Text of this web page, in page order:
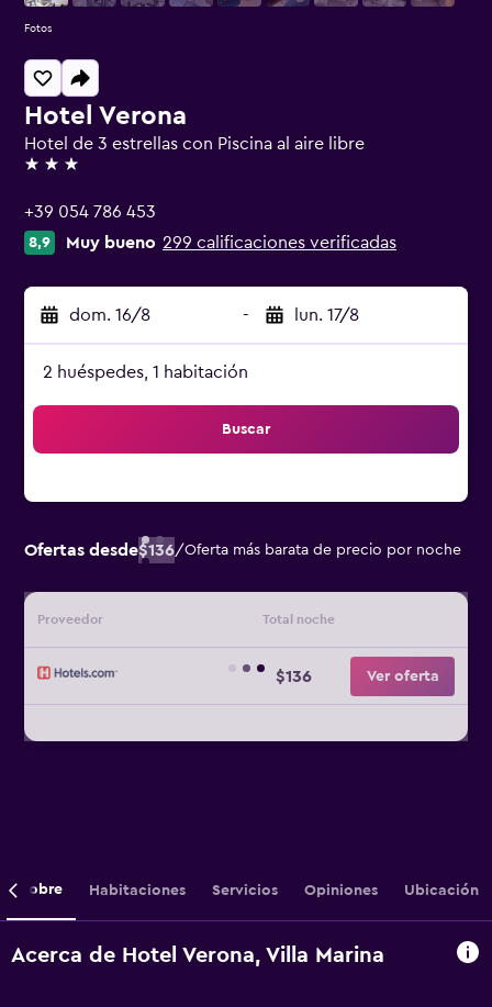
Hotel Verona
Hotel de 3 estrellas con Piscina al aire libre
3 estrellas
+39 054 786 453
8,9 Muy bueno 299 calificaciones verificadas
dom. 16/8 - lun. 17/8
2 huéspedes, 1 habitación
Buscar
Ofertas desde$136/Oferta más barata de precio por noche
Proveedor Total noche
$136 Ver oferta
Fotos
Sobre Habitaciones Servicios Opiniones Ubicación
Acerca de Hotel Verona, Villa Marina